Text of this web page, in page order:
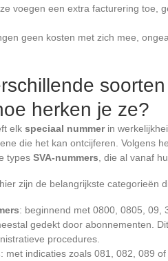
voegen een extra facturering toe,
geen kosten met zich mee,
herken je ze?
elk speciaal nummerin
die het kan ontcijferen. Volgens
types SVA-nummers , die al vanaf
zijn de belangrijkste categorieën
: beginnend met 0800, 0805, 09,
gedekt door abonnementen.
procedures.
: met indicaties zoals 081, 082, 089